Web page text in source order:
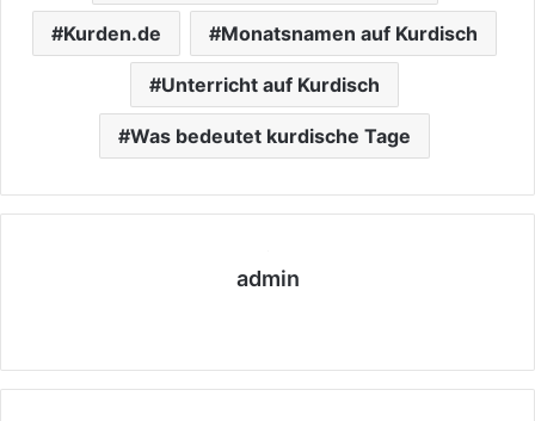
Kurden.de Monatsnamen auf Kurdisch
Unterricht auf Kurdisch
Was bedeutet kurdische Tage
admin
eit